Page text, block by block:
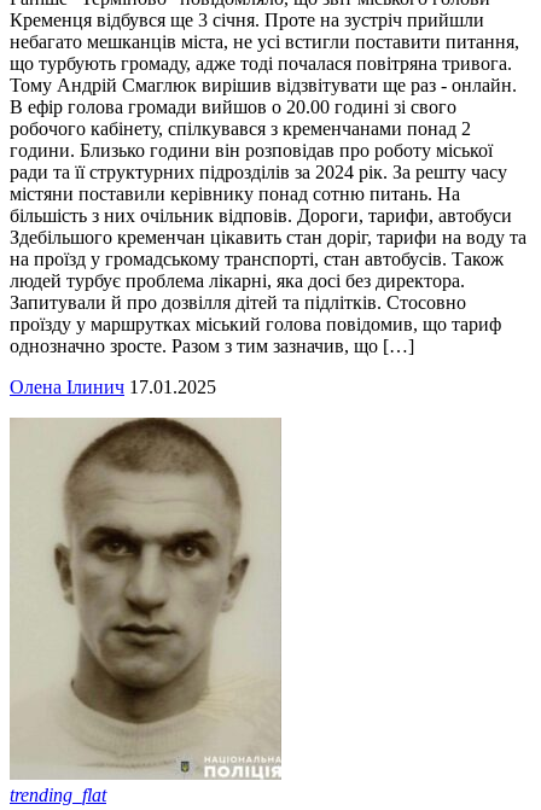
Кременця відбувся ще 3 січня. Проте на зустріч прийшли
небагато мешканців міста, не усі встигли поставити питання,
що турбують громаду, адже тоді почалася повітряна тривога.
Тому Андрій Смаглюк вирішив відзвітувати ще раз - онлайн.
В ефір голова громади вийшов о 20.00 годині зі свого
робочого кабінету, спілкувався з кременчанами понад 2
години. Близько години він розповідав про роботу міської
ради та її структурних підрозділів за 2024 рік. За решту часу
містяни поставили керівнику понад сотню питань. На
більшість з них очільник відповів. Дороги, тарифи, автобуси
Здебільшого кременчан цікавить стан доріг, тарифи на воду та
на проїзд у громадському транспорті, стан автобусів. Також
людей турбує проблема лікарні, яка досі без директора.
Запитували й про дозвілля дітей та підлітків. Стосовно
проїзду у маршрутках міський голова повідомив, що тариф
однозначно зросте. Разом з тим зазначив, що […]
Олена Ілинич 17.01.2025
trending_flat